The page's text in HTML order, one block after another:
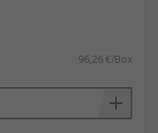
96,26 €/Box